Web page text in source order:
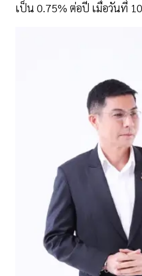
เป็น 0.75% ต่อปี เมื่อวันที่